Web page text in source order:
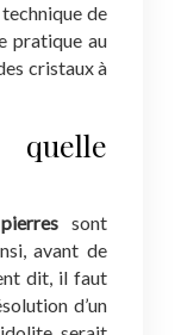
de
pratique au
cristaux à
quelle
sont
avant de
dit, il faut
d’un